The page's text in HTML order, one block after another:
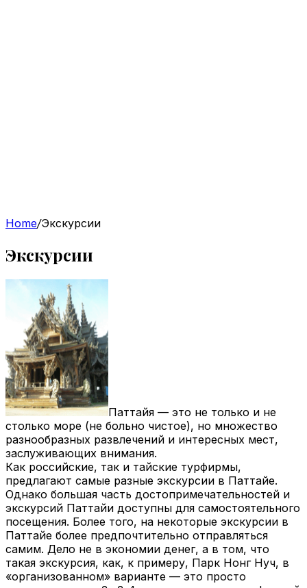
Home/Экскурсии
Экскурсии
Паттайя — это не только и не
столько море (не больно чистое), но множество
разнообразных развлечений и интересных мест,
заслуживающих внимания.
Как российские, так и тайские турфирмы,
предлагают самые разные экскурсии в Паттайе.
Однако большая часть достопримечательностей и
экскурсий Паттайи доступны для самостоятельного
посещения. Более того, на некоторые экскурсии в
Паттайе более предпочтительно отправляться
самим. Дело не в экономии денег, а в том, что
такая экскурсия, как, к примеру, Парк Нонг Нуч, в
«организованном» варианте — это просто